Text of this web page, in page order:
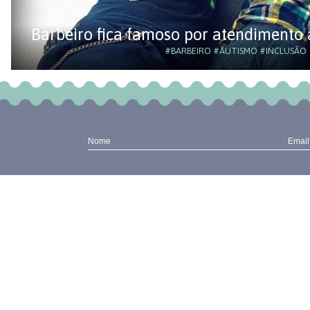
Barbeiro fica famoso por atendimento
#BARBEIRO #AUTISMO #INCLUSÃO
Nome Email